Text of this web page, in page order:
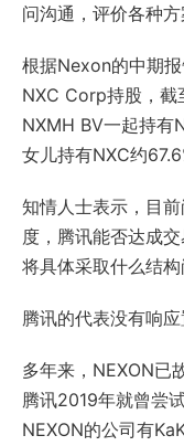
问沟通，评价各种方
根据Nexon的中期
NXC Corp持股，截
NXMH BV一起持有
女儿持有NXC约
知情人士表示，目
度，腾讯能否达成
将具体采取什么结构
腾讯的代表没有响
多年来，NEXON已
腾讯2019年就曾尝
NEXON的公司有